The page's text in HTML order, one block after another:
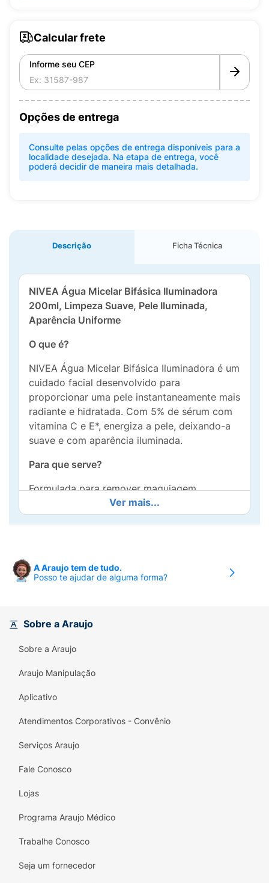
Calcular frete
Informe seu CEP
Opções de entrega
Consulte pelas opções de entrega disponíveis para a
localidade desejada. Na etapa de entrega, você
poderá decidir de maneira mais detalhada.
Descrição Ficha Técnica
NIVEA Água Micelar Bifásica Iluminadora
200ml, Limpeza Suave, Pele Iluminada,
Aparência Uniforme
O que é?
NIVEA Água Micelar Bifásica Iluminadora é um
cuidado facial desenvolvido para
proporcionar uma pele instantaneamente mais
radiante e hidratada. Com 5% de sérum com
vitamina C e E*, energiza a pele, deixando-a
suave e com aparência iluminada.
Para que serve?
Formulada para remover maquiagem,
inclusive à prova d’água, além de impurezas,
sujeira e filtros de FPS, garante limpeza eficaz
Benefícios e diferenciais
- Limpeza suave sem necessidade de esfregar
- Ilumina a pele para uma aparência mais
uniforme e radiante
- Textura leve, sem resíduos gordurosos
- Sem perfume, ideal para pele sem viço e
auxílio de um algodão, aplique suavemente
sobre o rosto e os olhos fechados para
remover a maquiagem e a máscara de cílios,
sem necessidade de enxágue.
Ingredientes:
Ver mais...
A Araujo tem de tudo.
Posso te ajudar de alguma forma?
Sobre a Araujo
Sobre a Araujo
Araujo Manipulação
Aplicativo
Atendimentos Corporativos - Convênio
Serviços Araujo
Fale Conosco
Lojas
Programa Araujo Médico
Trabalhe Conosco
Seja um fornecedor